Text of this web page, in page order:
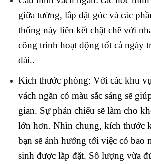
giữa tường, lắp đặt góc và các
thống này liên kết chặt chẽ với
công trình hoạt động tốt cả ngày
dài..
Kích thước phòng: Với các khu
vách ngăn có màu sắc sáng sẽ
gian. Sự phản chiếu sẽ làm cho
lớn hơn. Nhìn chung, kích thước
bạn sẽ ảnh hưởng tới việc có bao
sinh được lắp đặt. Số lượng vừa